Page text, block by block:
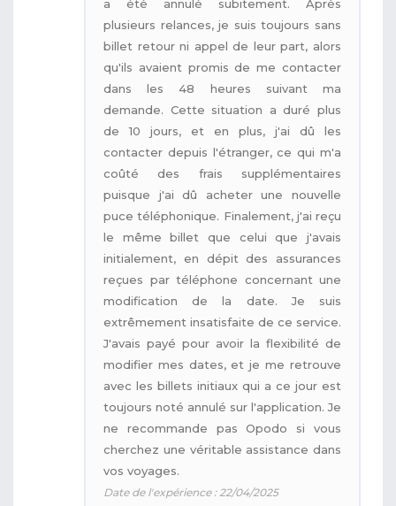
a été annulé subitement. Après
plusieurs relances, je suis toujours sans
billet retour ni appel de leur part, alors
qu'ils avaient promis de me contacter
dans les 48 heures suivant ma
demande. Cette situation a duré plus
de 10 jours, et en plus, j'ai dû les
contacter depuis l'étranger, ce qui m'a
coûté des frais supplémentaires
puisque j'ai dû acheter une nouvelle
puce téléphonique. Finalement, j'ai reçu
le même billet que celui que j'avais
initialement, en dépit des assurances
reçues par téléphone concernant une
modification de la date. Je suis
extrêmement insatisfaite de ce service.
J'avais payé pour avoir la flexibilité de
modifier mes dates, et je me retrouve
avec les billets initiaux qui a ce jour est
toujours noté annulé sur l'application. Je
ne recommande pas Opodo si vous
cherchez une véritable assistance dans
vos voyages.
Date de l'expérience : 22/04/2025